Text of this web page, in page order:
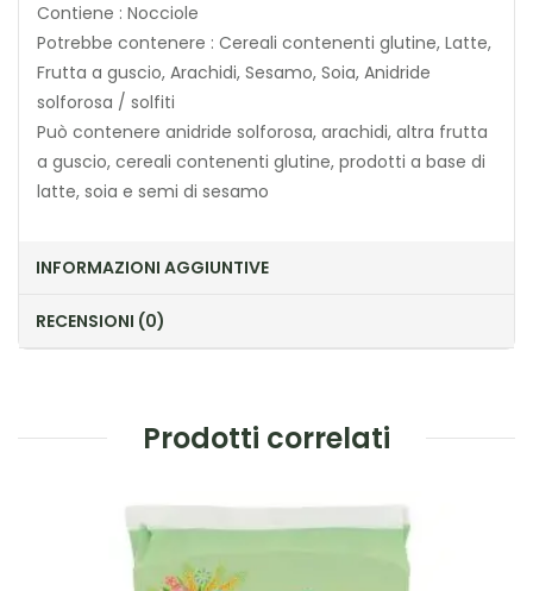
Contiene : Nocciole
Potrebbe contenere : Cereali contenenti glutine, Latte,
Frutta a guscio, Arachidi, Sesamo, Soia, Anidride
solforosa / solfiti
Può contenere anidride solforosa, arachidi, altra frutta
a guscio, cereali contenenti glutine, prodotti a base di
latte, soia e semi di sesamo
INFORMAZIONI AGGIUNTIVE
RECENSIONI (0)
Prodotti correlati